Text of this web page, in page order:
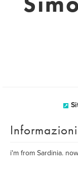
Informazioni
i'm from Sardinia.